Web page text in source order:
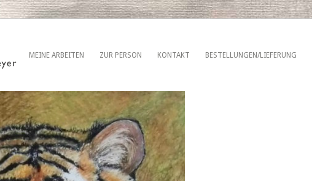
MEINE ARBEITEN ZUR PERSON KONTAKT BESTELLUNGEN/LIEFERUNG